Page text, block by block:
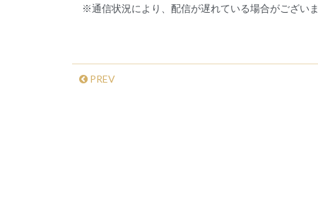
※通信状況により、配信が遅れている場合がござい
PREV